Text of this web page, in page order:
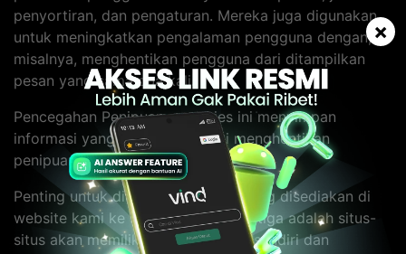
×
penyortiran, dan pengaturan. Mereka juga digunakan
untuk meningkatkan pengalaman pengguna dengan,
misalnya, menghentikan pengguna dari ditampilkan
pesan yang sama dua kali.
Pencegahan Penipuan - cookies ini menyimpan
informasi yang membantu kami menghentikan
penipuan di Website kami.
Penting untuk diingat bahwa link yang disediakan di
website kami ke situs web pihak ketiga adalah situs-
situs akan memiliki cookie mereka sendiri dan